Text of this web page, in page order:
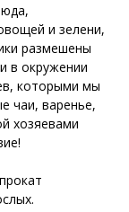
и зелени,
размешены
в окружении
которыми мы
чаи, варенье,
хозяевами